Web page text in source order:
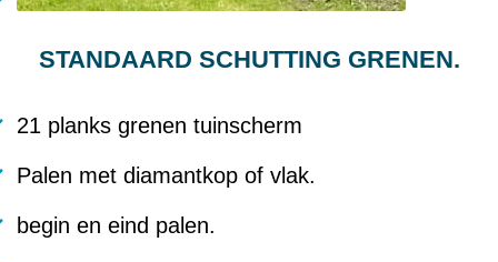
STANDAARD SCHUTTING GRENEN.
21 planks grenen tuinscherm
Palen met diamantkop of vlak.
begin en eind palen.